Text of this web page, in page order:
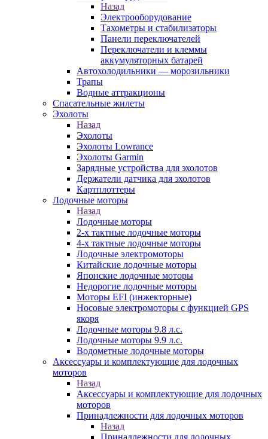
Назад
Электрооборудование
Тахометры и стабилизаторы
Панели переключателей
Переключатели и клеммы
аккумуляторных батарей
Автохолодильники — морозильники
Трапы
Водные аттракционы
Спасательные жилеты
Эхолоты
Назад
Эхолоты
Эхолоты Lowrance
Эхолоты Garmin
Зарядные устройства для эхолотов
Держатели датчика для эхолотов
Картплоттеры
Лодочные моторы
Назад
Лодочные моторы
2-х тактные лодочные моторы
4-х тактные лодочные моторы
Лодочные электромоторы
Китайские лодочные моторы
Японские лодочные моторы
Недорогие лодочные моторы
Моторы EFI (инжекторные)
Носовые электромоторы с функцией GPS
якоря
Лодочные моторы 9.8 л.с.
Лодочные моторы 9.9 л.с.
Водометные лодочные моторы
Аксессуары и комплектующие для лодочных
моторов
Назад
Аксессуары и комплектующие для лодочных
моторов
Принадлежности для лодочных моторов
Назад
Принадлежности для лодочных